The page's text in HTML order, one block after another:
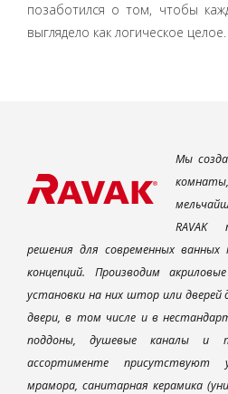
позаботился о том, чтобы
выглядело как логическое целое.
Мы
RAVAK
решения для современных
концепций. Производим
установки на них штор или дверей
двери, в том числе и в
поддоны, душевые каналы и
ассортименте присутствуют
мрамора, санитарная керамика